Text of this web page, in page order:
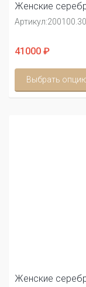
Женские
Артикул:
41000 ₽
Выбрать
Женские